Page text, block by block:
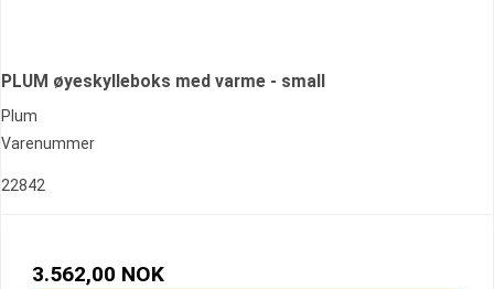
PLUM øyeskylleboks med varme - small
Plum
Varenummer
22842
3.562,00 NOK